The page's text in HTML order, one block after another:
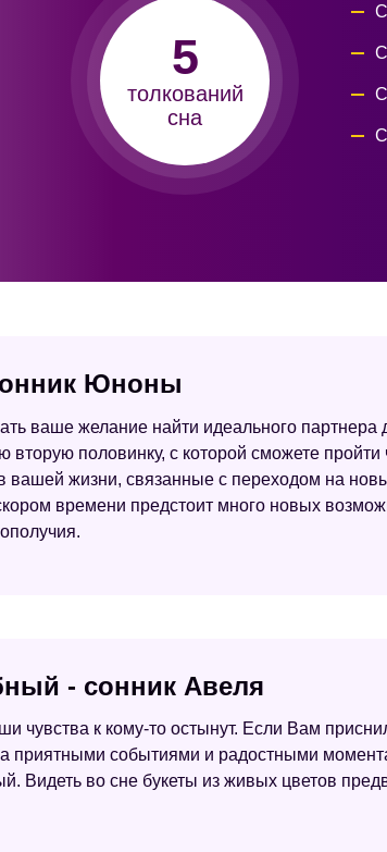
5
толкований
сна
Юноны
ваше желание найти идеального партнера
половинку, с которой сможете пройти
жизни, связанные с переходом на
времени предстоит много новых
- сонник Авеля
чувства к кому-то остынут. Если Вам
приятными событиями и радостными
Видеть во сне букеты из живых цветов